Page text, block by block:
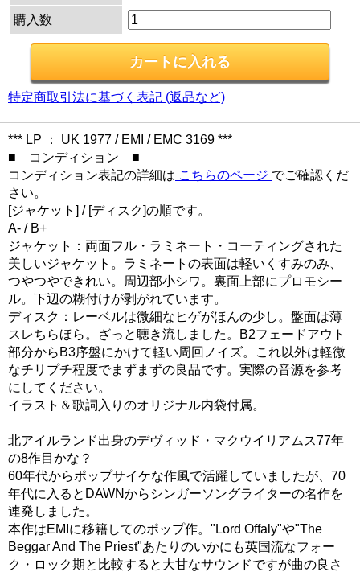
購入数
特定商取引法に基づく表記 (返品など)
*** LP ： UK 1977 / EMI / EMC 3169 ***
■ コンディション ■
コンディション表記の詳細は こちらのページ でご確認くだ
さい。
[ジャケット] / [ディスク]の順です。
A- / B+
ジャケット：両面フル・ラミネート・コーティングされた
美しいジャケット。ラミネートの表面は軽いくすみのみ、
つやつやできれい。周辺部小シワ。裏面上部にプロモシー
ル。下辺の糊付けが剥がれています。
ディスク：レーベルは微細なヒゲがほんの少し。盤面は薄
スレちらほら。ざっと聴き流しました。B2フェードアウト
部分からB3序盤にかけて軽い周回ノイズ。これ以外は軽微
なチリプチ程度でまずまずの良品です。実際の音源を参考
にしてください。
イラスト＆歌詞入りのオリジナル内袋付属。
北アイルランド出身のデヴィッド・マクウイリアムス77年
の8作目かな？
60年代からポップサイケな作風で活躍していましたが、70
年代に入るとDAWNからシンガーソングライターの名作を
連発しました。
本作はEMIに移籍してのポップ作。"Lord Offaly"や"The
Beggar And The Priest"あたりのいかにも英国流なフォー
ク・ロック期と比較すると大甘なサウンドですが曲の良さ